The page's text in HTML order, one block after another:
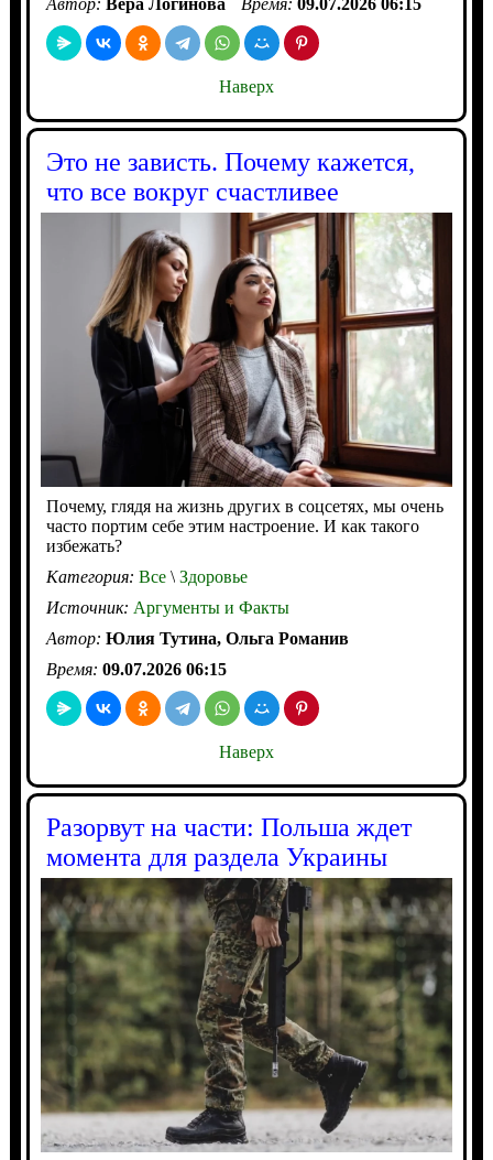
Автор: Вера Логинова Время: 09.07.2026 06:15
Наверх
Это не зависть. Почему кажется,
что все вокруг счастливее
Почему, глядя на жизнь других в соцсетях, мы очень
часто портим себе этим настроение. И как такого
избежать?
Категория: Все\Здоровье
Источник: Аргументы и Факты
Автор: Юлия Тутина, Ольга Романив
Время: 09.07.2026 06:15
Наверх
Разорвут на части: Польша ждет
момента для раздела Украины